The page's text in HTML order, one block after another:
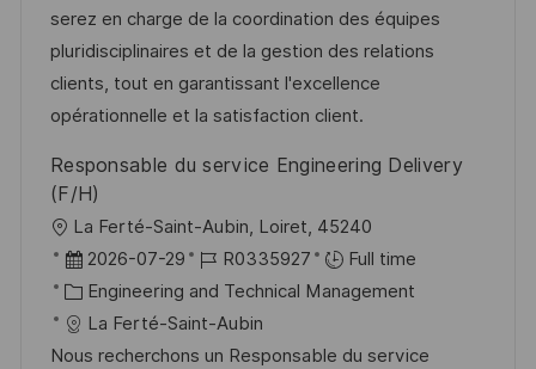
n
a
t
e
o
r
y
serez en charge de la coordination des équipes
pluridisciplinaires et de la gestion des relations
clients, tout en garantissant l'excellence
opérationnelle et la satisfaction client.
Responsable du service Engineering Delivery
(F/H)
L
o
c
a
t
La Ferté-Saint-Aubin, Loiret, 45240
P
o
s
t
2026-07-29
J
o
b
I
R0335927
Full time
C
a
t
Engineering and Technical Management
La Ferté-Saint-Aubin
Nous recherchons un Responsable du service